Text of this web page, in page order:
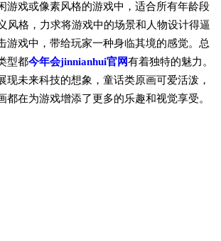
游戏或像素风格的游戏中，适合所有年龄段
风格，力求将游戏中的场景和人物设计得逼
游戏中，带给玩家一种身临其境的感觉。总
型都今年会jinnianhui官网有着独特的魅力。
未来科技的想象，童话类原画可爱活泼，
在为游戏增添了更多的乐趣和视觉享受。